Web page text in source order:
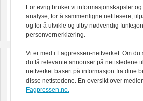
For øvrig bruker vi informasjonskapsler
analyse, for å sammenligne nettlesere,
og for å utvikle og tilby nødvendig
personvernerklæring.
Vi er med i Fagpressen-nettverket. Om du
du få relevante annonser på nettstedene
nettverket basert på informasjon fra dine
disse nettstedene. En oversikt over
Fagpressen.no.